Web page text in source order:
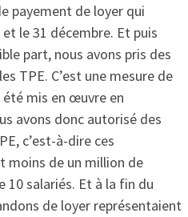
payement de loyer qui
le 31 décembre. Et puis
part, nous avons pris des
TPE. C’est une mesure de
mis en œuvre en
avons donc autorisé des
c’est-à-dire ces
moins de un million de
10 salariés. Et à la fin du
de loyer représentaient